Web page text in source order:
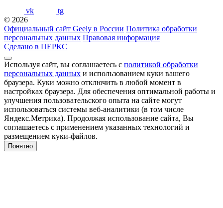
vk
tg
© 2026
Официальный сайт Geely в России Политика обработки
персональных данных Правовая информация
Сделано в ПЕРКС
Используя сайт, вы соглашаетесь с политикой обработки
персональных данных и использованием куки вашего
браузера. Куки можно отключить в любой момент в
настройках браузера. Для обеспечения оптимальной работы и
улучшения пользовательского опыта на сайте могут
использоваться системы веб-аналитики (в том числе
Яндекс.Метрика). Продолжая использование сайта, Вы
соглашаетесь с применением указанных технологий и
размещением куки-файлов.
Понятно